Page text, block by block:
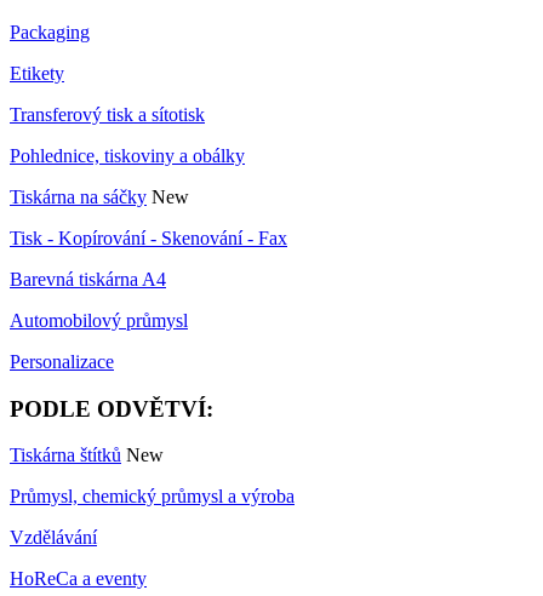
Packaging
Etikety
Transferový tisk a sítotisk
Pohlednice, tiskoviny a obálky
Tiskárna na sáčky New
Tisk - Kopírování - Skenování - Fax
Barevná tiskárna A4
Automobilový průmysl
Personalizace
PODLE ODVĚTVÍ:
Tiskárna štítků New
Průmysl, chemický průmysl a výroba
Vzdělávání
HoReCa a eventy